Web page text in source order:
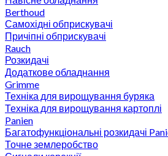
Berthoud
Самохідні обприскувачі
Причіпні обприскувачі
Rauch
Розкидачі
Додаткове обладнання
Grimme
Техніка для вирощування буряка
Техніка для вирощування картоплі
Panien
Багатофункціональні розкидачі
Точне землеробство